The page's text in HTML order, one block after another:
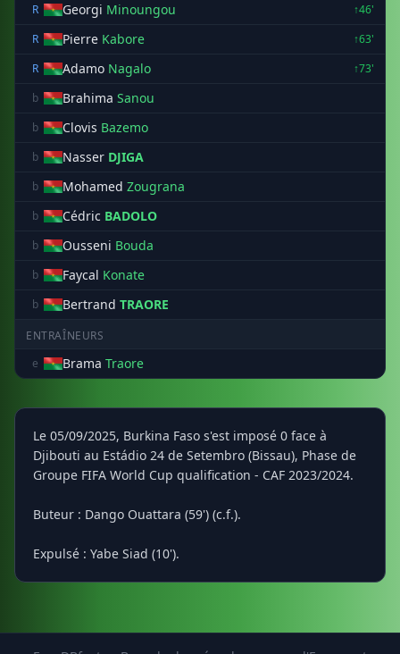
R
Georgi Minoungou
↑46'
R
Pierre Kabore
↑63'
R
Adamo Nagalo
↑73'
b
Brahima Sanou
b Clovis Bazemo
b Nasser DJIGA
b Mohamed Zougrana
b Cédric BADOLO
b Ousseni Bouda
b Faycal Konate
b Bertrand TRAORE
ENTRAÎNEURS
e
Brama Traore
Le 05/09/2025, Burkina Faso s'est imposé 0 face à
Djibouti au Estádio 24 de Setembro (Bissau), Phase de
Groupe FIFA World Cup qualification - CAF 2023/2024.
Buteur : Dango Ouattara (59') (c.f.).
Expulsé : Yabe Siad (10').